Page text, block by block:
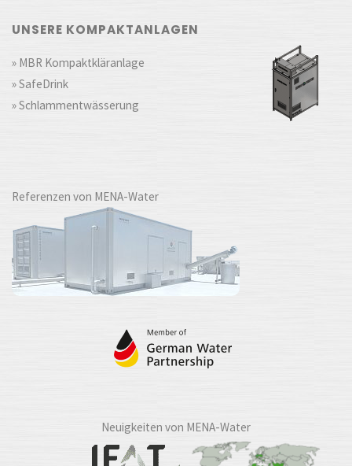
UNSERE KOMPAKTANLAGEN
» MBR Kompaktkläranlage
» SafeDrink
» Schlammentwässerung
Referenzen von MENA-Water
Neuigkeiten von MENA-Water